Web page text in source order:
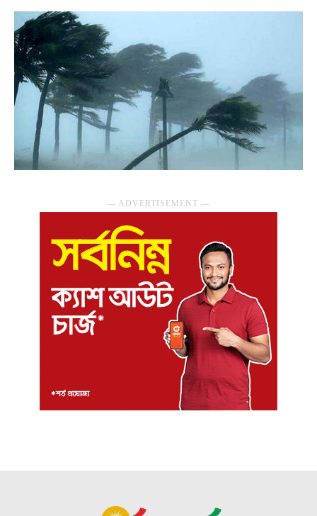
― ADVERTISEMENT ―